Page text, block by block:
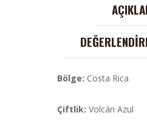
Bölge: Costa Rica
Çiftlik: Volcán Azul